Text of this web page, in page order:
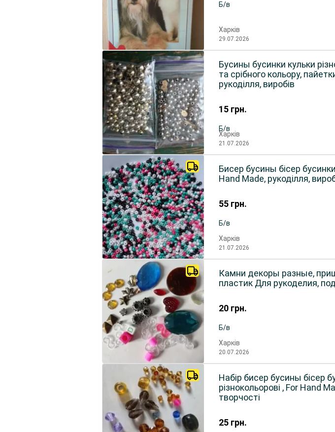
Б/в
Харків
29.07.2026
15 грн.
Бусины бусинки кульки
та срібного кольору,
рукоділля, виробів
Б/в
Харків
21.07.2026
55 грн.
Бисер бусины бісер
Hand Made, рукоділля,
Б/в
Харків
21.07.2026
20 грн.
Камни декоры разные,
пластик Для рукоделия,
Б/в
Харків
20.07.2026
25 грн.
Набір бисер бусины бісер
різнокольорові , For Hand
творчості